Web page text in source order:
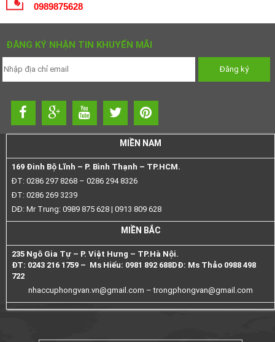
0989875628
ĐĂNG KÝ NHẬN TIN KHUYẾN MÃI
MIỀN NAM
169 Đinh Bộ Lĩnh – P. Bình Thạnh – TP.HCM.
ĐT: 0286 297 8268 – 0286 294 8326
ĐT: 0286 269 3239
DĐ: Mr Trung: 0989 875 628 | 0913 809 628
MIỀN BẮC
235 Ngô Gia Tự – P. Việt Hưng – TP.Hà Nội.
ĐT: 0243 216 1759 – Ms Hiếu: 0981 892 688DĐ: Ms Thảo 0988 498
722
nhaccuphongvan.vn@gmail.com –trongphongvan@gmail.com